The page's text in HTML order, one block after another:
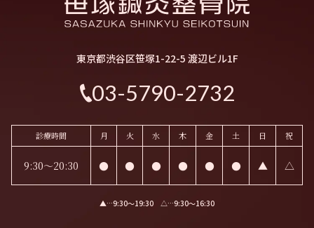
東京都渋谷区笹塚1-22-5 渡辺ビル1F
03-5790-2732
診療時間 月 火 水 木 金 土 日 祝
9:30～20:30 ● ● ● ● ● ● ▲ △
▲…9:30〜19:30 △…9:30〜16:30